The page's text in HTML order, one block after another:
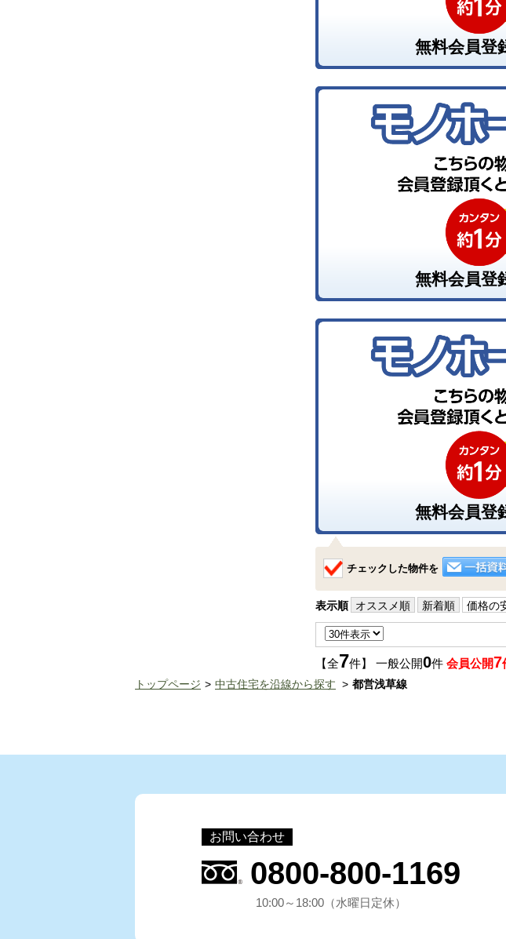
無料会員登
無料会員登
無料会員登
チェックした物件を
表示順 オススメ順 新着順 価格の
【全7件】 一般公開0件 会員公開7
トップページ 中古住宅を沿線から探す 都営浅草線
お問い合わせ
0800-800-1169
10:00～18:00（水曜日定休）